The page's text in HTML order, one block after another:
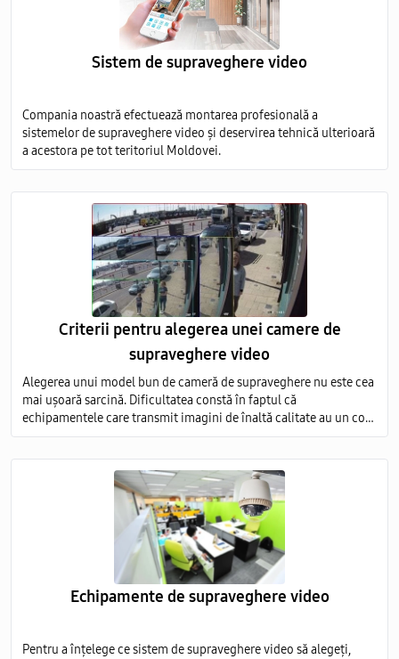
Sistem de supraveghere video
Compania noastră efectuează montarea profesională a
sistemelor de supraveghere video și deservirea tehnică ulterioară
a acestora pe tot teritoriul Moldovei.
Criterii pentru alegerea unei camere de
supraveghere video
Alegerea unui model bun de cameră de supraveghere nu este cea
mai ușoară sarcină. Dificultatea constă în faptul că
echipamentele care transmit imagini de înaltă calitate au un cost
foarte ridicat, iar modelele ieftine nu sunt capabile să ofere o
Echipamente de supraveghere video
Pentru a înțelege ce sistem de supraveghere video să alegeți,